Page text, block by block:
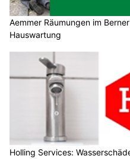
Aemmer Räumungen im
Hauswartung
Holling Services: